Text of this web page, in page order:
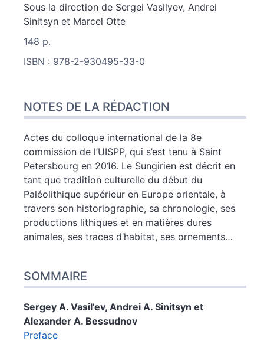
Sous la direction de Sergei Vasilyev, Andrei
Sinitsyn et Marcel Otte
148 p.
ISBN : 978-2-930495-33-0
NOTES DE LA RÉDACTION
Actes du colloque international de la 8e
commission de l’UISPP, qui s’est tenu à Saint
Petersbourg en 2016. Le Sungirien est décrit en
tant que tradition culturelle du début du
Paléolithique supérieur en Europe orientale, à
travers son historiographie, sa chronologie, ses
productions lithiques et en matières dures
animales, ses traces d’habitat, ses ornements…
SOMMAIRE
Sergey A. Vasil’ev, Andrei A. Sinitsyn et
Alexander A. Bessudnov
Preface